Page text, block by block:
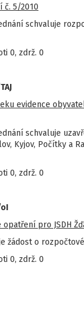
č. 5/2010
schvaluje
0, zdrž. 0
evidence
schvaluje
Kyjov, Počítky a
0, zdrž. 0
pro JSDH
žádost o
0, zdrž. 0